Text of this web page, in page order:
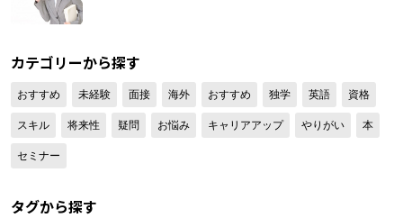
師と国語教師の違いとは｜文法の違い
いとは｜日本語教師の資格で国語教師
違いとは｜向いている人の特徴 日本
語教師と国語教師の違いとは｜日本語
本語教師と国語教師の違いとは｜それ
教師」と「国語教師」について説明し
カテゴリーから探す
おすすめ 未経験 面接 海外 おすすめ 独学 英語 資格
スキル 将来性 疑問 お悩み キャリアアップ やりがい 本
セミナー
タグから探す